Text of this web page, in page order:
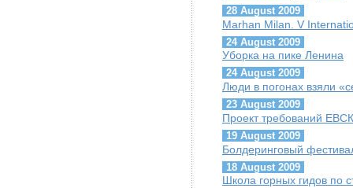
28 August 2009
Marhan Milan. V
24 August 2009
Уборка на пике Ленина
24 August 2009
Люди в погонах взяли
23 August 2009
Проект требований ЕВСК
19 August 2009
Болдеринговый
18 August 2009
Школа горных гидов по